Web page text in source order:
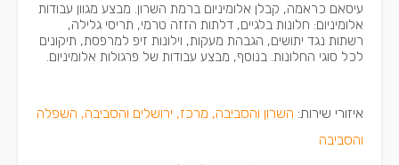
עיסאם כראמה, קבלן אלומיניום ברמת השרון. מבצע מגוון עבודות
אלומיניום: חלונות בלגיים, דלתות הזזה טרמי, תריסי גלילה,
רשתות נגד יתושים, הגבהת מעקות, וילונות זיפ למרפסת, תיקונים
לכל סוגי החלונות. בנוסף, מבצע עבודות של פרגולות אלומיניום.
איזורי שירות: השרון והסביבה, מרכז, ירושלים והסביבה, השפלה
והסביבה